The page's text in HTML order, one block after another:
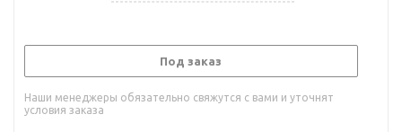
Под заказ
Наши менеджеры обязательно свяжутся с вами и уточнят
условия заказа